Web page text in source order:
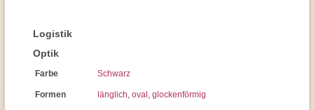
Logistik
Optik
Farbe Schwarz
Formen länglich, oval , glockenförmig